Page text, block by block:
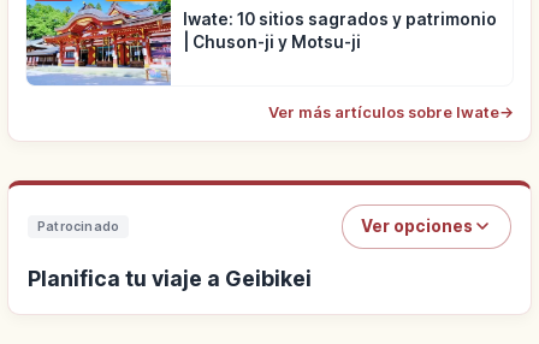
Iwate: 10 sitios sagrados y patrimonio
| Chuson-ji y Motsu-ji
Ver más artículos sobre Iwate→
Patrocinado Ver opciones
Planifica tu viaje a Geibikei